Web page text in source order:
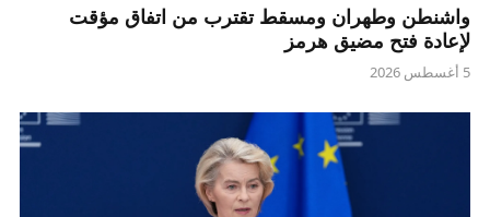
واشنطن وطهران ومسقط تقترب من اتفاق مؤقت
لإعادة فتح مضيق هرمز
5 أغسطس 2026